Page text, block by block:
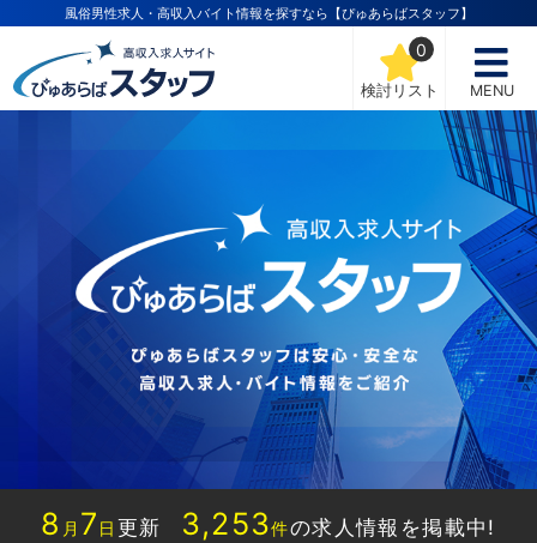
風俗男性求人・高収入バイト情報を探すなら【ぴゅあらばスタッフ】
検討リスト
0
MENU
8 月 7 日 更新 3,253件の求人情報を掲載中!